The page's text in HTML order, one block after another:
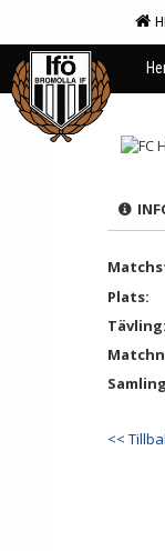
Plats:
Tävling:
<<